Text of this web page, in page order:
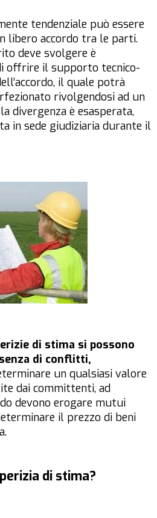
tendenziale può essere
libero accordo tra le parti.
deve svolgere è
offrire il supporto tecnico-
il quale potrà
rivolgendosi ad un
divergenza è esasperata,
in sede giudiziaria durante il
di stima si possono
di conflitti,
un qualsiasi valore
dai committenti, ad
devono erogare mutui
il prezzo di beni
di stima?